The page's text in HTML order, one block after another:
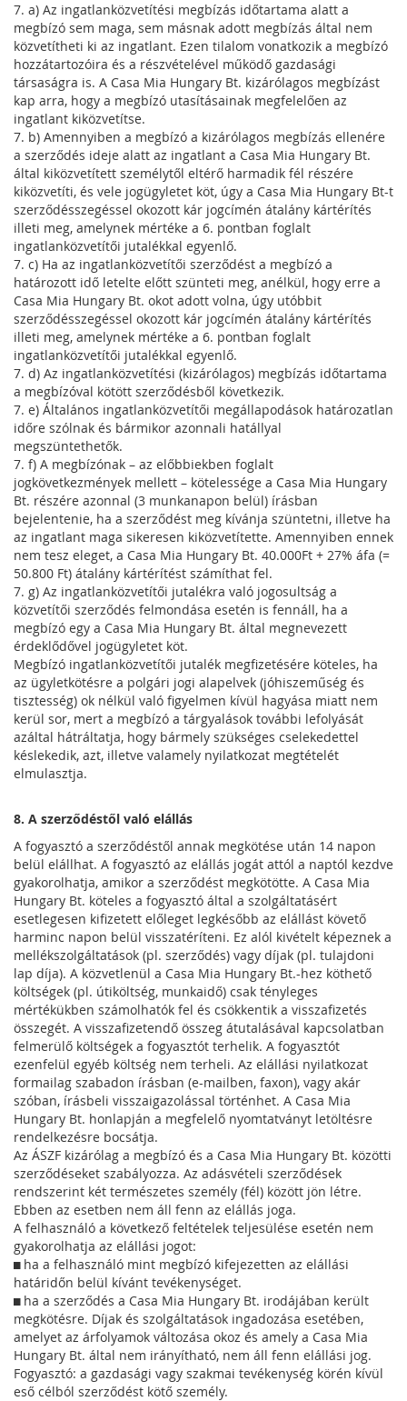
7. a) Az ingatlanközvetítési megbízás időtartama alatt a
megbízó sem maga, sem másnak adott megbízás által nem
közvetítheti ki az ingatlant. Ezen tilalom vonatkozik a megbízó
hozzátartozóira és a részvételével működő gazdasági
társaságra is. A Casa Mia Hungary Bt. kizárólagos megbízást
kap arra, hogy a megbízó utasításainak megfelelően az
ingatlant kiközvetítse.
7. b) Amennyiben a megbízó a kizárólagos megbízás ellenére
a szerződés ideje alatt az ingatlant a Casa Mia Hungary Bt.
által kiközvetített személytől eltérő harmadik fél részére
kiközvetíti, és vele jogügyletet köt, úgy a Casa Mia Hungary Bt-t
szerződésszegéssel okozott kár jogcímén átalány kártérítés
illeti meg, amelynek mértéke a 6. pontban foglalt
ingatlanközvetítői jutalékkal egyenlő.
7. c) Ha az ingatlanközvetítői szerződést a megbízó a
határozott idő letelte előtt szünteti meg, anélkül, hogy erre a
Casa Mia Hungary Bt. okot adott volna, úgy utóbbit
szerződésszegéssel okozott kár jogcímén átalány kártérítés
illeti meg, amelynek mértéke a 6. pontban foglalt
ingatlanközvetítői jutalékkal egyenlő.
7. d) Az ingatlanközvetítési (kizárólagos) megbízás időtartama
a megbízóval kötött szerződésből következik.
7. e) Általános ingatlanközvetítői megállapodások határozatlan
időre szólnak és bármikor azonnali hatállyal
megszüntethetők.
7. f) A megbízónak – az előbbiekben foglalt
jogkövetkezmények mellett – kötelessége a Casa Mia Hungary
Bt. részére azonnal (3 munkanapon belül) írásban
bejelentenie, ha a szerződést meg kívánja szüntetni, illetve ha
az ingatlant maga sikeresen kiközvetítette. Amennyiben ennek
nem tesz eleget, a Casa Mia Hungary Bt. 40.000Ft + 27% áfa (=
50.800 Ft) átalány kártérítést számíthat fel.
7. g) Az ingatlanközvetítői jutalékra való jogosultság a
közvetítői szerződés felmondása esetén is fennáll, ha a
megbízó egy a Casa Mia Hungary Bt. által megnevezett
érdeklődővel jogügyletet köt.
Megbízó ingatlanközvetítői jutalék megfizetésére köteles, ha
az ügyletkötésre a polgári jogi alapelvek (jóhiszeműség és
tisztesség) ok nélkül való figyelmen kívül hagyása miatt nem
kerül sor, mert a megbízó a tárgyalások további lefolyását
azáltal hátráltatja, hogy bármely szükséges cselekedettel
késlekedik, azt, illetve valamely nyilatkozat megtételét
elmulasztja.
8. A szerződéstől való elállás
A fogyasztó a szerződéstől annak megkötése után 14 napon
belül elállhat. A fogyasztó az elállás jogát attól a naptól kezdve
gyakorolhatja, amikor a szerződést megkötötte. A Casa Mia
Hungary Bt. köteles a fogyasztó által a szolgáltatásért
esetlegesen kifizetett előleget legkésőbb az elállást követő
harminc napon belül visszatéríteni. Ez alól kivételt képeznek a
mellékszolgáltatások (pl. szerződés) vagy díjak (pl. tulajdoni
lap díja). A közvetlenül a Casa Mia Hungary Bt.-hez köthető
költségek (pl. útiköltség, munkaidő) csak tényleges
mértékükben számolhatók fel és csökkentik a visszafizetés
összegét. A visszafizetendő összeg átutalásával kapcsolatban
felmerülő költségek a fogyasztót terhelik. A fogyasztót
ezenfelül egyéb költség nem terheli. Az elállási nyilatkozat
formailag szabadon írásban (e-mailben, faxon), vagy akár
szóban, írásbeli visszaigazolással történhet. A Casa Mia
Hungary Bt. honlapján a megfelelő nyomtatványt letöltésre
rendelkezésre bocsátja.
Az ÁSZF kizárólag a megbízó és a Casa Mia Hungary Bt. közötti
szerződéseket szabályozza. Az adásvételi szerződések
rendszerint két természetes személy (fél) között jön létre.
Ebben az esetben nem áll fenn az elállás joga.
A felhasználó a következő feltételek teljesülése esetén nem
gyakorolhatja az elállási jogot:
 ha a felhasználó mint megbízó kifejezetten az elállási
határidőn belül kívánt tevékenységet.
 ha a szerződés a Casa Mia Hungary Bt. irodájában került
megkötésre. Díjak és szolgáltatások ingadozása esetében,
amelyet az árfolyamok változása okoz és amely a Casa Mia
Hungary Bt. által nem irányítható, nem áll fenn elállási jog.
Fogyasztó: a gazdasági vagy szakmai tevékenység körén kívül
eső célból szerződést kötő személy.